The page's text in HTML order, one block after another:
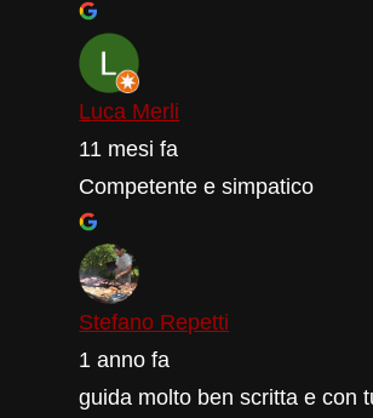
Luca Merli
11 mesi fa
Competente e simpatico
Stefano Repetti
1 anno fa
guida molto ben scritta e con